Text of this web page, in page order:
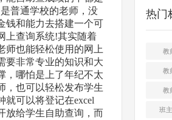
普通学校的老师，没
钱和能力去搭建一个可
上查询系统!其实随着
师也能轻松使用的网上
要非常专业的知识和大
，哪怕是上了年纪不太
，也可以轻松发布学生
就可以将登记在excel
放给学生自助查询，而
高中
热门
教
教
教
班